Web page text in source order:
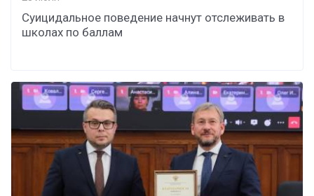
Суицидальное поведение начнут отслеживать в
школах по баллам